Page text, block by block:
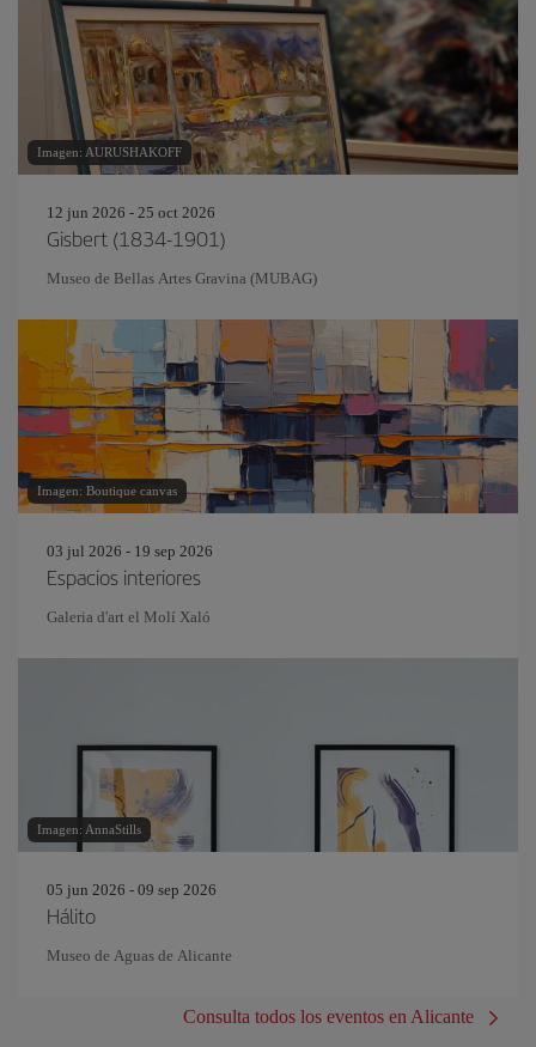
Imagen: AURUSHAKOFF
12 jun 2026 - 25 oct 2026
Gisbert (1834-1901)
Museo de Bellas Artes Gravina (MUBAG)
Imagen: Boutique canvas
03 jul 2026 - 19 sep 2026
Espacios interiores
Galeria d'art el Molí Xaló
Imagen: AnnaStills
05 jun 2026 - 09 sep 2026
Hálito
Museo de Aguas de Alicante
Consulta todos los eventos en Alicante